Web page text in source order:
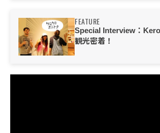
FEATURE
Special Interview：
観光密着！